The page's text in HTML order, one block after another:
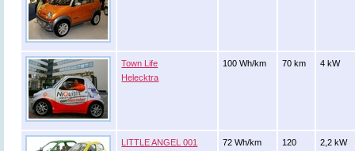
Town Life
Helecktra
100 Wh/km 70 km 4 kW
LITTLE ANGEL 001
72 Wh/km
120
2,2 kW